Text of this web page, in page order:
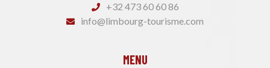
+32 473 60 60 86
info@limbourg-tourisme.com
MENU